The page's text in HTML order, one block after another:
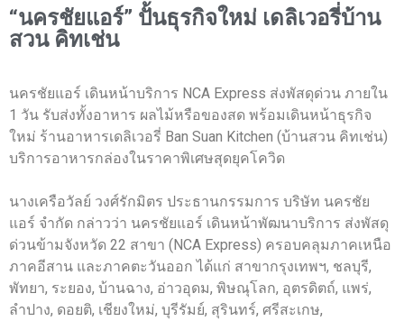
“นครชัยแอร์” ปั้นธุรกิจใหม่ เดลิเวอรี่บ้าน
สวน คิทเช่น
นครชัยแอร์ เดินหน้าบริการ NCA Express ส่งพัสดุด่วน ภายใน
1 วัน รับส่งทั้งอาหาร ผลไม้หรือของสด พร้อมเดินหน้าธุรกิจ
ใหม่ ร้านอาหารเดลิเวอรี่ Ban Suan Kitchen (บ้านสวน คิทเช่น)
บริการอาหารกล่องในราคาพิเศษสุดยุคโควิด
นางเครือวัลย์ วงศ์รักมิตร ประธานกรรมการ บริษัท นครชัย
แอร์ จำกัด กล่าวว่า นครชัยแอร์ เดินหน้าพัฒนาบริการ ส่งพัสดุ
ด่วนข้ามจังหวัด 22 สาขา (NCA Express) ครอบคลุมภาคเหนือ
ภาคอีสาน และภาคตะวันออก ได้แก่ สาขากรุงเทพฯ, ชลบุรี,
พัทยา, ระยอง, บ้านฉาง, อ่าวอุดม, พิษณุโลก, อุตรดิตถ์, แพร่,
ลำปาง, ดอยติ, เชียงใหม่, บุรีรัมย์, สุรินทร์, ศรีสะเกษ,